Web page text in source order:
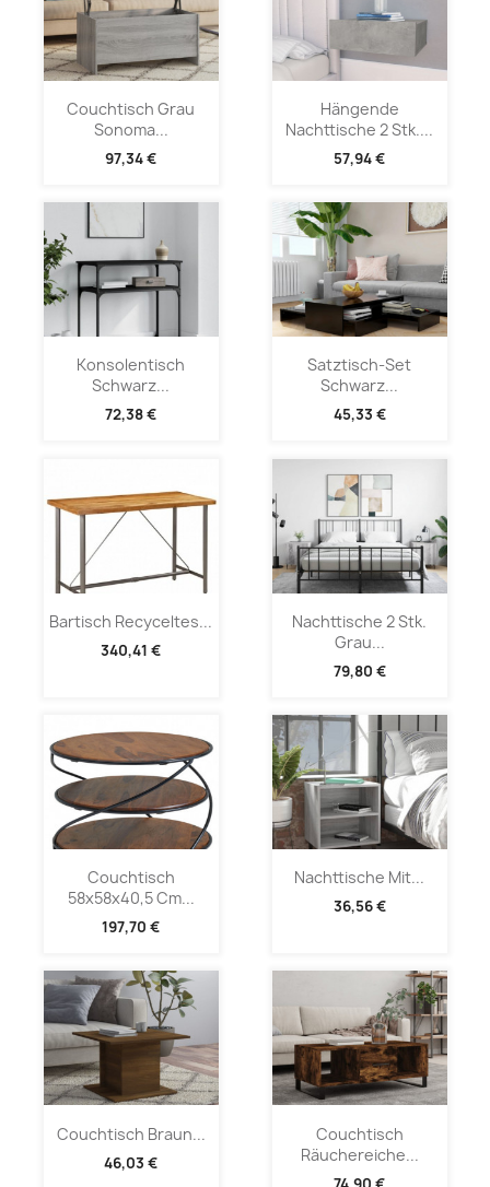
Couchtisch Grau
Sonoma...
97,34 €
Hängende
Nachttische 2 Stk....
57,94 €
Konsolentisch
Schwarz...
72,38 €
Satztisch-Set
Schwarz...
45,33 €
Bartisch Recyceltes...
340,41 €
Nachttische 2 Stk.
Grau...
79,80 €
Couchtisch
58x58x40,5 Cm...
197,70 €
Nachttische Mit...
36,56 €
Couchtisch Braun...
46,03 €
Couchtisch
Räuchereiche...